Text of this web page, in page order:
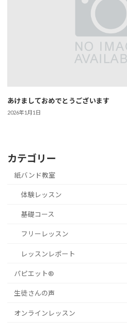
あけましておめでとうございます
2026年1月1日
カテゴリー
紙バンド教室
体験レッスン
基礎コース
フリーレッスン
レッスンレポート
パピエット®
生徒さんの声
オンラインレッスン